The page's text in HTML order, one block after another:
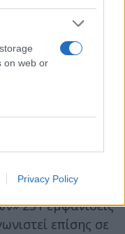
on web or
Privacy Policy
γράψει με τη
231 εμφανίσεις
επίσης σε